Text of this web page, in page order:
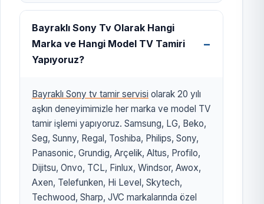
Bayraklı Sony Tv Olarak Hangi
Marka ve Hangi Model TV Tamiri
Yapıyoruz?
Bayraklı Sony tv tamir servisi olarak 20 yılı
aşkın deneyimimizle her marka ve model TV
tamir işlemi yapıyoruz. Samsung, LG, Beko,
Seg, Sunny, Regal, Toshiba, Philips, Sony,
Panasonic, Grundig, Arçelik, Altus, Profilo,
Dijitsu, Onvo, TCL, Finlux, Windsor, Awox,
Axen, Telefunken, Hi Level, Skytech,
Techwood, Sharp, JVC markalarında özel